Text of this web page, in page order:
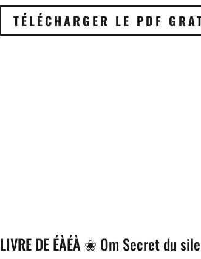
TÉLÉCHARGER LE PDF
LIVRE DE ÉÀÉÀ ❀ Om Secret du